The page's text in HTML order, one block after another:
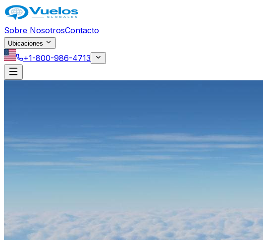
Saltar al contenido principal
Sobre NosotrosContacto
Ubicaciones
+1-800-986-4713